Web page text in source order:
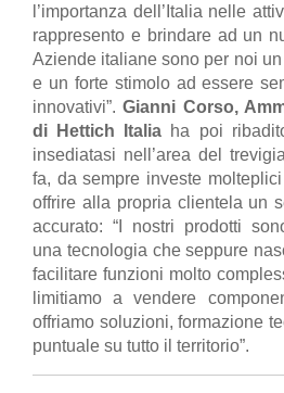
l’importanza dell’Italia nelle
rappresento e brindare ad un
Aziende italiane sono per noi
e un forte stimolo ad essere
innovativi”.Gianni Corso,
di Hettich Italia ha poi
insediatasi nell’area del
fa, da sempre investe
offrire alla propria clientela un
accurato: “I nostri prodotti
una tecnologia che seppure
facilitare funzioni molto
limitiamo a vendere
offriamo soluzioni, formazione
puntuale su tutto il territorio”.